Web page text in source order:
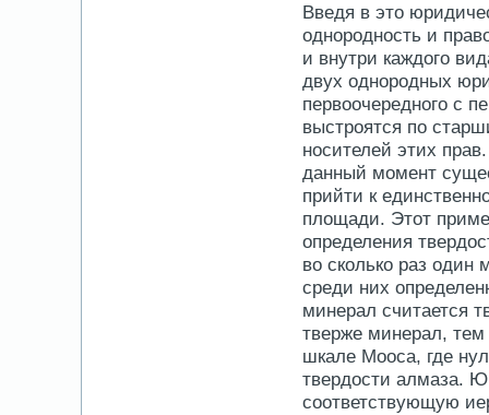
Введя в это
однородность и
и внутри каждого
двух однородных
первоочередного с
выстроятся по
носителей этих
данный момент
прийти к
площади. Этот
определения
во сколько раз один
среди них
минерал считается
тверже минерал,
шкале Мооса, где
твердости алмаза.
соответствующую